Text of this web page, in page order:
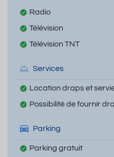
Radio
Télévision
Télévision TNT
Services
Location draps et
Possibilité de fournir
Parking
Parking gratuit